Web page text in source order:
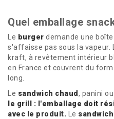
Quel emballage
Le burger demande une
s'affaisse pas sous la vapeur.
kraft, à revêtement intérieur
en France et couvrent du
long.
Le sandwich chaud , panini
le grill : l'emballage doit
avec le produit. Le